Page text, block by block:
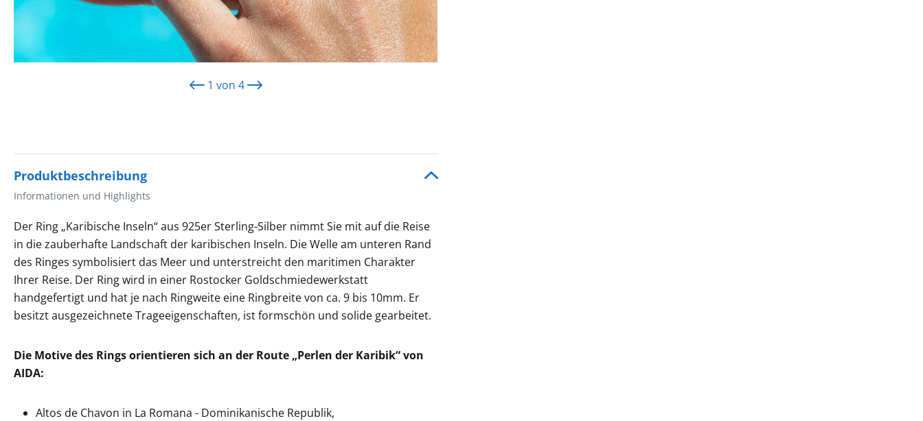
1 von 4
Produktbeschreibung
Informationen und Highlights
Der Ring „Karibische Inseln“ aus 925er Sterling-Silber nimmt Sie mit auf die Reise
in die zauberhafte Landschaft der karibischen Inseln. Die Welle am unteren Rand
des Ringes symbolisiert das Meer und unterstreicht den maritimen Charakter
Ihrer Reise. Der Ring wird in einer Rostocker Goldschmiedewerkstatt
handgefertigt und hat je nach Ringweite eine Ringbreite von ca. 9 bis 10mm. Er
besitzt ausgezeichnete Trageeigenschaften, ist formschön und solide gearbeitet.
Die Motive des Rings orientieren sich an der Route „Perlen der Karibik“ von
AIDA:
Altos de Chavon in La Romana - Dominikanische Republik,